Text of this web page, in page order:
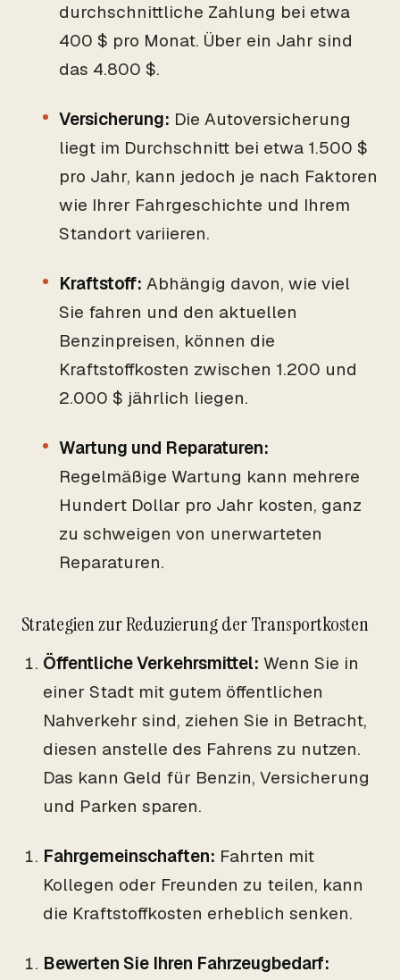
durchschnittliche Zahlung bei etwa
400 $ pro Monat. Über ein Jahr sind
das 4.800 $.
Versicherung: Die Autoversicherung
liegt im Durchschnitt bei etwa 1.500 $
pro Jahr, kann jedoch je nach Faktoren
wie Ihrer Fahrgeschichte und Ihrem
Standort variieren.
Kraftstoff: Abhängig davon, wie viel
Sie fahren und den aktuellen
Benzinpreisen, können die
Kraftstoffkosten zwischen 1.200 und
2.000 $ jährlich liegen.
Wartung und Reparaturen:
Regelmäßige Wartung kann mehrere
Hundert Dollar pro Jahr kosten, ganz
zu schweigen von unerwarteten
Reparaturen.
Strategien zur Reduzierung der Transportkosten
Öffentliche Verkehrsmittel: Wenn Sie in
einer Stadt mit gutem öffentlichen
Nahverkehr sind, ziehen Sie in Betracht,
diesen anstelle des Fahrens zu nutzen.
Das kann Geld für Benzin, Versicherung
und Parken sparen.
Fahrgemeinschaften: Fahrten mit
Kollegen oder Freunden zu teilen, kann
die Kraftstoffkosten erheblich senken.
Bewerten Sie Ihren Fahrzeugbedarf: